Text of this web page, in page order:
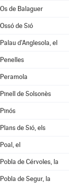
Os de Balaguer
Ossó de Sió
Palau d'Anglesola, el
Penelles
Peramola
Pinell de Solsonès
Pinós
Plans de Sió, els
Poal, el
Pobla de Cérvoles, la
Pobla de Segur, la